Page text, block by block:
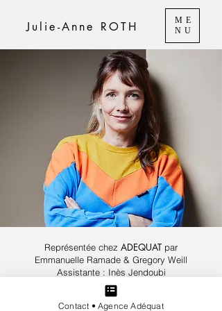
ME
NU
Julie-Anne ROTH
Représentée chez ADEQUAT par
Emmanuelle Ramade & Gregory Weill
Assistante : Inès Jendoubi
42 - 44 rue de Paradis, 75010 Paris
Contact • Agence Adéquat